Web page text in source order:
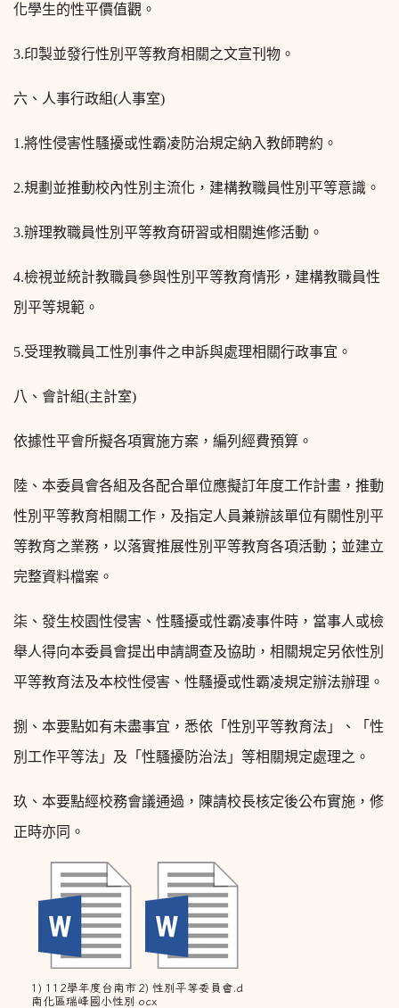
化學生的性平價值觀。
3.印製並發行性別平等教育相關之文宣刊物。
六、人事行政組(人事室)
1.將性侵害性騷擾或性霸凌防治規定納入教師聘約。
2.規劃並推動校內性別主流化，建構教職員性別平等意識。
3.辦理教職員性別平等教育研習或相關進修活動。
4.檢視並統計教職員參與性別平等教育情形，建構教職員性
別平等規範。
5.受理教職員工性別事件之申訴與處理相關行政事宜。
八、會計組(主計室)
依據性平會所擬各項實施方案，編列經費預算。
陸、本委員會各組及各配合單位應擬訂年度工作計畫，推動
性別平等教育相關工作，及指定人員兼辦該單位有關性別平
等教育之業務，以落實推展性別平等教育各項活動；並建立
完整資料檔案。
柒、發生校園性侵害、性騷擾或性霸凌事件時，當事人或檢
舉人得向本委員會提出申請調查及協助，相關規定另依性別
平等教育法及本校性侵害、性騷擾或性霸凌規定辦法辦理。
捌、本要點如有未盡事宜，悉依「性別平等教育法」、「性
別工作平等法」及「性騷擾防治法」等相關規定處理之。
玖、本要點經校務會議通過，陳請校長核定後公布實施，修
正時亦同。
1) 112學年度台南市
南化區瑞峰國小性別
2) 性別平等委員會.d
ocx